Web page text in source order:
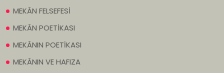
MEKÂN FELSEFESİ
MEKÂN POETİKASI
MEKÂNIN POETİKASI
MEKÂNIN VE HAFIZA